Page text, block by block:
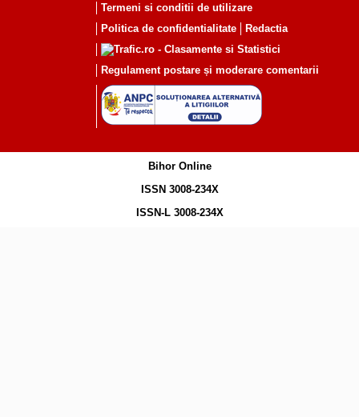
Termeni si conditii de utilizare
Politica de confidentialitate
Redactia
Regulament postare și moderare comentarii
Bihor Online
ISSN 3008-234X
ISSN-L 3008-234X